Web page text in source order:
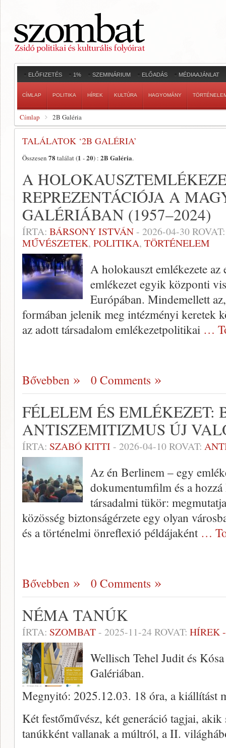
ELŐFIZETÉS 1% SZEMINÁRIUM ELŐADÁS MÉDIAAJÁNLAT
CÍMLAP POLITIKA HÍREK KULTÚRA HAGYOMÁNY
Címlap 2B Galéria
TALÁLATOK ‘2B GALÉRIA’
Összesen 78 találat (1 -20) : 2B Galéria.
A
REPREZENTÁCIÓJA A
GALÉRIÁBAN (1957–2024)
ÍRTA: BÁRSONY ISTVÁN- 2026-04-30
MŰVÉSZETEK, POLITIKA, TÖRTÉNELEM
A holokauszt emlékezete
emlékezet egyik központi
Európában. Mindemellett
formában jelenik meg intézményi keretek
az adott társadalom emlékezetpolitikai …
Bővebben 0 Comments
FÉLELEM ÉS EMLÉKEZET:
ANTISZEMITIZMUS ÚJ
ÍRTA: SZABÓ KITTI - 2026-04-10ROVAT:
Az én Berlinem – egy
dokumentumfilm és a
társadalmi tükör:
közösség biztonságérzete egy olyan
és a történelmi önreflexió példájaként …
Bővebben 0 Comments
NÉMA TANÚK
ÍRTA: SZOMBAT- 2025-11-24ROVAT: HÍREK
Wellisch Tehel Judit és
Galériában.
Megnyitó: 2025.12.03. 18 óra, a kiállítást
Két festőművész, két generáció tagjai, akik
tanúkként vallanak a múltról, a II.